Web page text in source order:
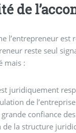
de
l’entrepreneur
reste seul
mais :
juridiquement
de
confiance
de la structure